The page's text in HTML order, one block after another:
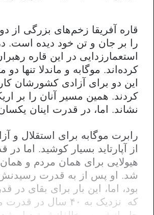
قاره آفریقا زخم‌های بزرگی از
را بر جان و تن خود دیده است.
استعمارزدایی در این قاره
کرده‌اند. موگابه و ماندلا تنها دو
این دو برای آزادی کشورشان
کردند. همین مسیر آنان را بر
نشاند. اما، در قدرت اینان
رابرت موگابه برای استقلال و
از آپارتاید بسیار کوشید. اما در
هیولایی برای همان مردم و
شد. او پس از به قدرت رسیدنش
بود، اما، این بار برای بقای در
که نزدیک به ۴۰ سال در